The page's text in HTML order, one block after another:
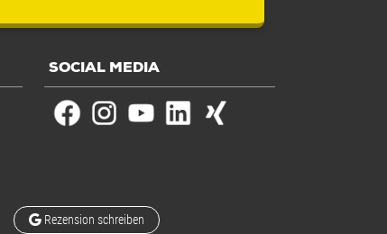
SOCIAL MEDIA
Rezension schreiben